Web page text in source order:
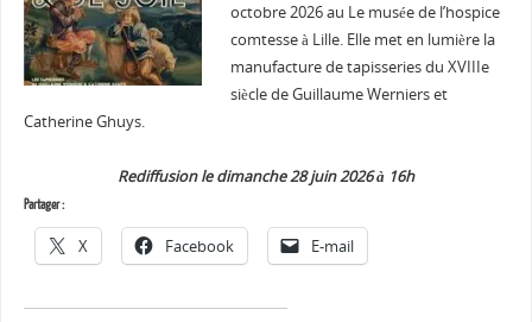
octobre 2026 au Le musée de l’hospice
comtesse à Lille. Elle met en lumière la
manufacture de tapisseries du XVIIIe
siècle de Guillaume Werniers et
Catherine Ghuys.
Rediffusion le dimanche 28 juin 2026 à 16h
Partager :
X Facebook E-mail